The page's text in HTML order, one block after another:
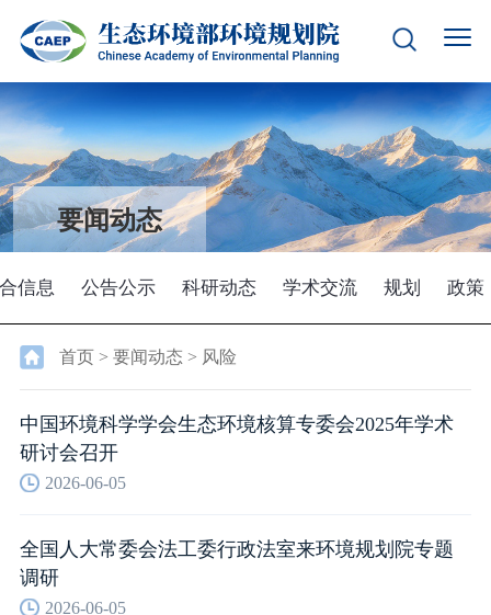
要闻动态
信息 公告公示 科研动态 学术交流 规划 政策
首页> 要闻动态 > 风险
中国环境科学学会生态环境核算专委会2025年学术
研讨会召开
2026-06-05
全国人大常委会法工委行政法室来环境规划院专题
调研
2026-06-05